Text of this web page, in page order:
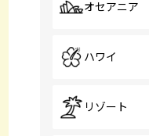
オセアニア
ハワイ
リゾート